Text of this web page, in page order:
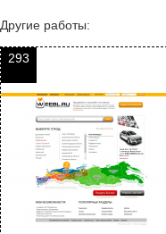
Другие работы:
293